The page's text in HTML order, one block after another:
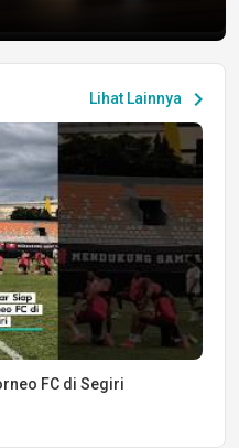
Lihat Lainnya chevron_right
FC di Segiri